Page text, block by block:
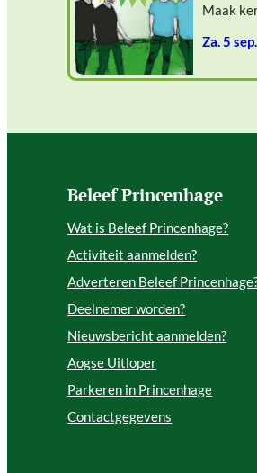
Maak
za. 5
Beleef Princenhage
Wat is Beleef Princenhage?
Activiteit aanmelden?
Adverteren Beleef
Deelnemer worden?
Nieuwsbericht aanmelden?
Aogse Uitloper
Parkeren in Princenhage
Contactgegevens